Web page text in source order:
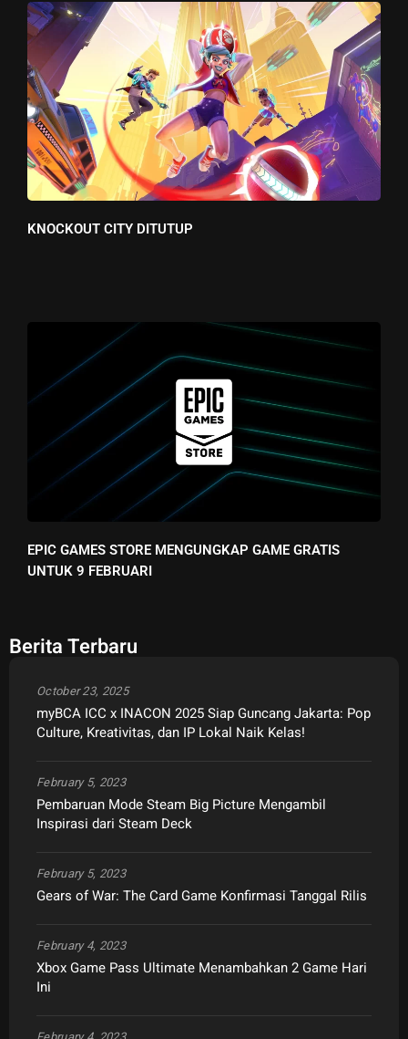
KNOCKOUT CITY DITUTUP
EPIC GAMES STORE MENGUNGKAP GAME GRATIS
UNTUK 9 FEBRUARI
Berita Terbaru
myBCA ICC x INACON 2025 Siap Guncang Jakarta: Pop
Culture, Kreativitas, dan IP Lokal Naik Kelas!
October 23, 2025
Pembaruan Mode Steam Big Picture Mengambil
Inspirasi dari Steam Deck
February 5, 2023
Gears of War: The Card Game Konfirmasi Tanggal Rilis
February 5, 2023
Xbox Game Pass Ultimate Menambahkan 2 Game Hari
Ini
February 4, 2023